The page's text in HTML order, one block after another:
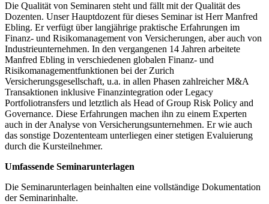
Die Qualität von Seminaren steht und fällt mit der Qualität des
Dozenten. Unser Hauptdozent für dieses Seminar ist Herr Manfred
Ebling. Er verfügt über langjährige praktische Erfahrungen im
Finanz- und Risikomanagement von Versicherungen, aber auch von
Industrieunternehmen. In den vergangenen 14 Jahren arbeitete
Manfred Ebling in verschiedenen globalen Finanz- und
Risikomanagementfunktionen bei der Zurich
Versicherungsgesellschaft, u.a. in allen Phasen zahlreicher M&A
Transaktionen inklusive Finanzintegration oder Legacy
Portfoliotransfers und letztlich als Head of Group Risk Policy and
Governance. Diese Erfahrungen machen ihn zu einem Experten
auch in der Analyse von Versicherungsunternehmen. Er wie auch
das sonstige Dozententeam unterliegen einer stetigen Evaluierung
durch die Kursteilnehmer.
Umfassende Seminarunterlagen
Die Seminarunterlagen beinhalten eine vollständige Dokumentation
der Seminarinhalte.